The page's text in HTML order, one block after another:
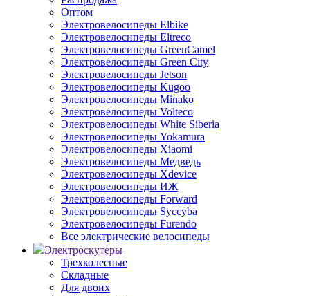
Оптом
Электровелосипеды Elbike
Электровелосипеды Eltreco
Электровелосипеды GreenCamel
Электровелосипеды Green City
Электровелосипеды Jetson
Электровелосипеды Kugoo
Электровелосипеды Minako
Электровелосипеды Volteco
Электровелосипеды White Siberia
Электровелосипеды Yokamura
Электровелосипеды Xiaomi
Электровелосипеды Медведь
Электровелосипеды Xdevice
Электровелосипеды ИЖ
Электровелосипеды Forward
Электровелосипеды Syccyba
Электровелосипеды Furendo
Все электрические велосипеды
Электроскутеры
Трехколесные
Складные
Для двоих